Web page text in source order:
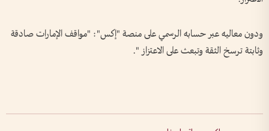
ودون معاليه عبر حسابه الرسمي على منصة "إكس": "مواقف الإمارات صادقة
وثابتة ترسخ الثقة وتبعث على الاعتزاز ".